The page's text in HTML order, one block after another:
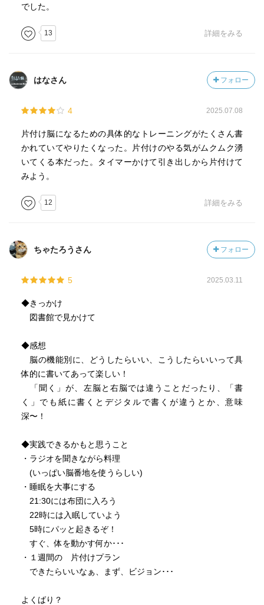
でした。
13 詳細をみる
はなさん フォロー
4 2025.07.08
片付け脳になるための具体的なトレーニングがたくさん書
かれていてやりたくなった。片付けのやる気がムクムク湧
いてくる本だった。タイマーかけて引き出しから片付けて
みよう。
12 詳細をみる
ちゃたろうさん フォロー
5 2025.03.11
◆きっかけ
図書館で見かけて
◆感想
脳の機能別に、どうしたらいい、こうしたらいいって具
体的に書いてあって楽しい！
「聞く」が、左脳と右脳では違うことだったり、「書
く」でも紙に書くとデジタルで書くが違うとか、意味
深〜！
◆実践できるかもと思うこと
・ラジオを聞きながら料理
(いっぱい脳番地を使うらしい)
・睡眠を大事にする
21:30には布団に入ろう
22時には入眠していよう
5時にパッと起きるぞ！
すぐ、体を動かす何か･･･
・１週間の 片付けプラン
できたらいいなぁ、まず、ビジョン･･･
よくばり？